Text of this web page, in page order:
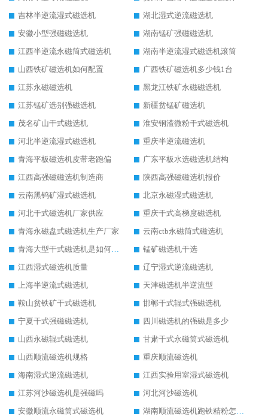
吉林半逆流湿式磁选机
湖北湿式逆流磁选机
安徽小型强磁磁选机
湖南锰矿强磁磁选机
江西半逆流永磁筒式磁选机
湖南半逆流湿式磁选机滚筒
山西铁矿磁选机如何配置
广西铁矿磁选机多少钱1台
江苏永磁磁选机
黑龙江铁矿永磁磁选机
江苏锰矿选别强磁选机
新疆贫锰矿磁选机
茂名矿山干式磁选机
淮安钢渣微粉干式磁选机
河北半逆流湿式磁选机
重庆半逆流磁选机
青海平板磁选机皮带老跑偏
广东平板水选磁选机结构
江西高强磁磁选机制造商
陕西高强磁磁选机报价
云南黑钨矿湿式磁选机
北京永磁湿式磁选机
河北干式磁选机厂家供应
重庆干式高梯度磁选机
青海永磁盘式磁选机生产厂家
云南ctb永磁筒式磁选机
青海大型干式磁选机是如何选矿的
锰矿磁选机干选
江西湿式磁选机质量
辽宁湿式逆流磁选机
上海半逆流式磁选机
天津磁选机半逆流型
鞍山贫铁矿干式磁选机
邯郸干式辊式强磁选机
宁夏干式强磁磁选机
四川磁选机的强磁是多少
山西永磁辊式磁选机
甘肃干式永磁筒式磁选机
山西顺流磁选机规格
重庆顺流磁选机
海南湿式逆流磁选机
江西实验用室湿式磁选机
江苏河沙磁选机是强磁吗
河北河沙磁选机
安徽顺流永磁筒式磁选机
湖南顺流磁选机跑铁精粉怎么处理